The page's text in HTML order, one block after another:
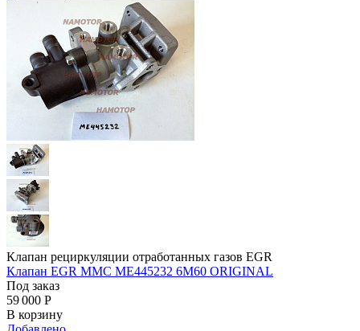
Клапан рециркуляции отработанных газов EGR
Клапан EGR MMC ME445232 6M60 ORIGINAL
Под заказ
59 000 Р
В корзину